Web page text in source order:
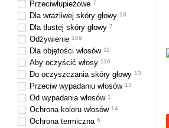
Przeciwłupieżowe 7
Dla wrażliwej skóry głowy 13
Dla tłustej skóry głowy 7
Odżywienie 109
Dla objętości włosów 11
Aby oczyścić włosy 116
Do oczyszczania skóry głowy 13
Przeciw wypadaniu włosów 13
Od wypadania włosów 1
Ochrona koloru włosów 14
Ochrona termiczna 6